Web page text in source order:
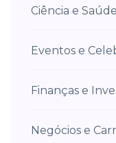
Ciência e Saúde
Eventos e
Finanças e
Negócios e